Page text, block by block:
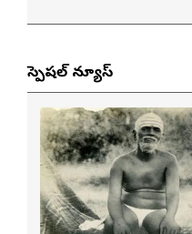
స్పెషల్ న్యూస్